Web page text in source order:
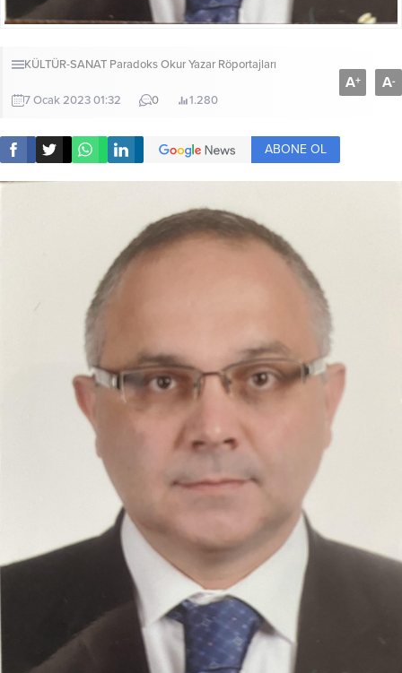
KÜLTÜR-SANAT Paradoks Okur Yazar Röportajları
7 Ocak 2023 01:32 0 1.280
A+ A-
ABONE OL